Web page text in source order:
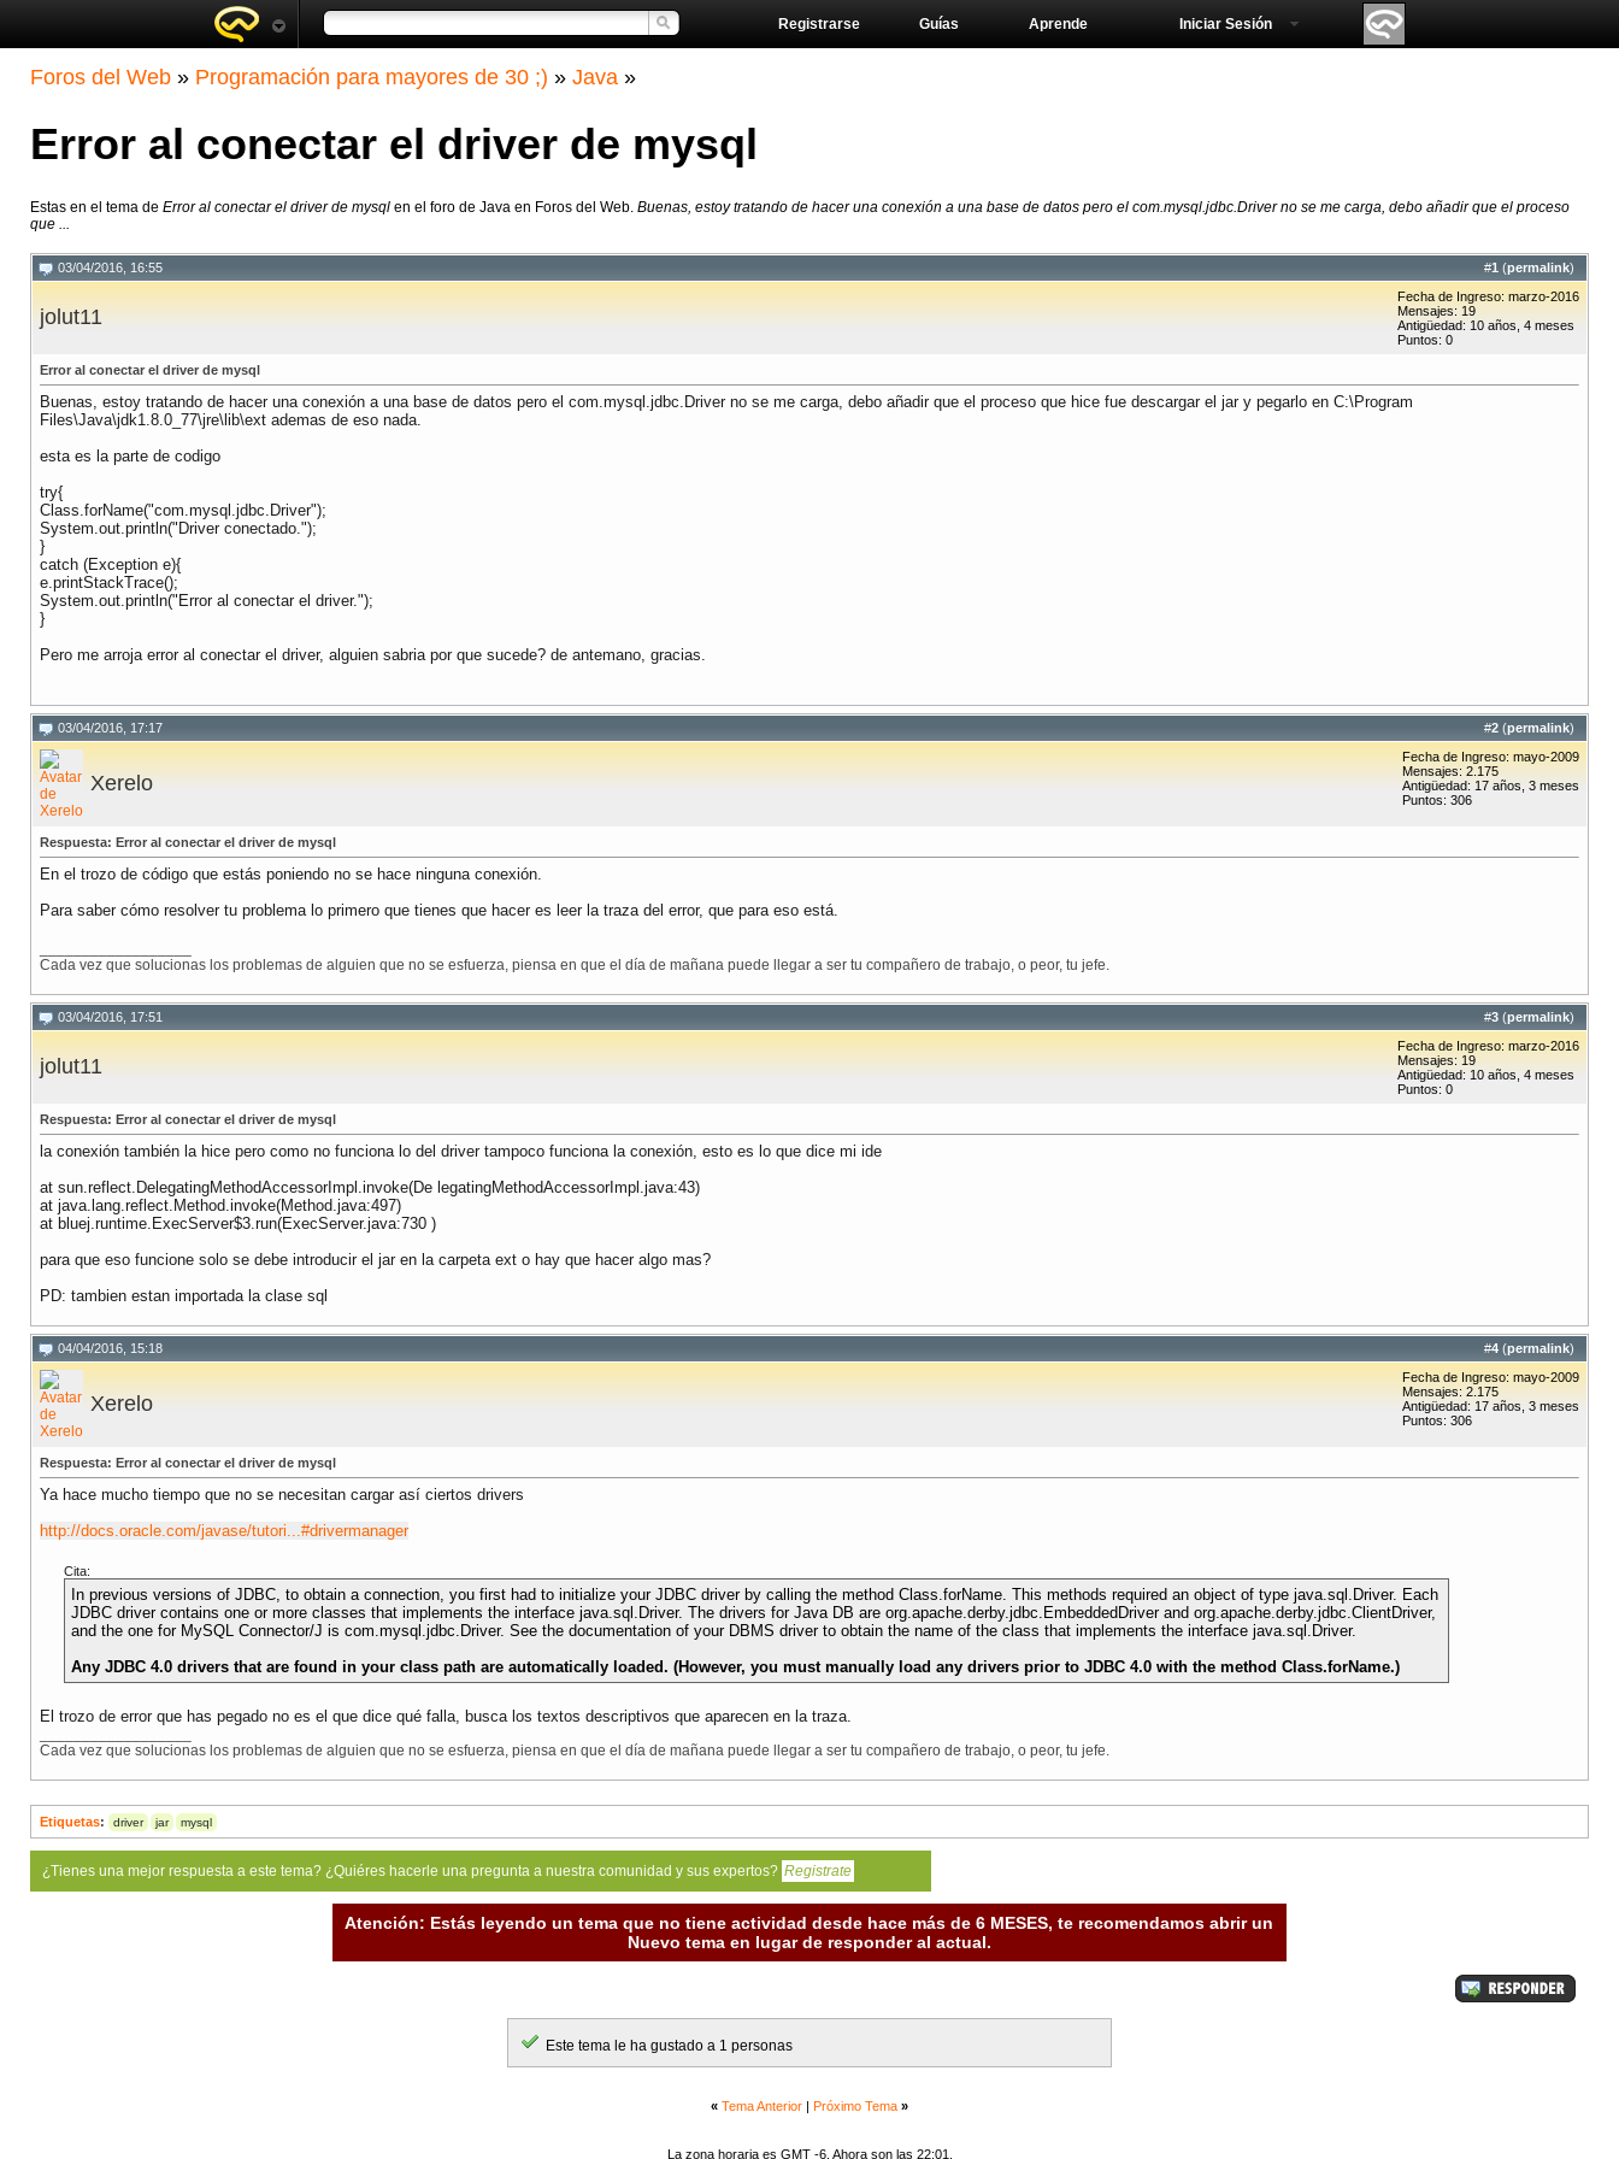
Aprende
Guías
Registrarse Iniciar Sesión
Foros del Web » Programación para mayores de 30 ;) » Java »
Error al conectar el driver de mysql
Estas en el tema de Error al conectar el driver de mysql en el foro de Java en Foros del Web. Buenas, estoy tratando de hacer una conexión a una base de datos pero el com.mysql.jdbc.Driver no se me carga, debo añadir que el proceso
que ...
#1 (permalink)
03/04/2016, 16:55
jolut11
Fecha de Ingreso: marzo-2016
Mensajes: 19
Antigüedad: 10 años, 4 meses
Puntos: 0
Error al conectar el driver de mysql
Buenas, estoy tratando de hacer una conexión a una base de datos pero el com.mysql.jdbc.Driver no se me carga, debo añadir que el proceso que hice fue descargar el jar y pegarlo en C:\Program
Files\Java\jdk1.8.0_77\jre\lib\ext ademas de eso nada.
esta es la parte de codigo
try{
Class.forName("com.mysql.jdbc.Driver");
System.out.println("Driver conectado.");
}
catch (Exception e){
e.printStackTrace();
System.out.println("Error al conectar el driver.");
}
Pero me arroja error al conectar el driver, alguien sabria por que sucede? de antemano, gracias.
#2 (permalink)
03/04/2016, 17:17
Xerelo
Fecha de Ingreso: mayo-2009
Mensajes: 2.175
Antigüedad: 17 años, 3 meses
Puntos: 306
Respuesta: Error al conectar el driver de mysql
En el trozo de código que estás poniendo no se hace ninguna conexión.
Para saber cómo resolver tu problema lo primero que tienes que hacer es leer la traza del error, que para eso está.
Cada vez que solucionas los problemas de alguien que no se esfuerza, piensa en que el día de mañana puede llegar a ser tu compañero de trabajo, o peor, tu jefe.
#3 (permalink)
03/04/2016, 17:51
jolut11
Fecha de Ingreso: marzo-2016
Mensajes: 19
Antigüedad: 10 años, 4 meses
Puntos: 0
Respuesta: Error al conectar el driver de mysql
la conexión también la hice pero como no funciona lo del driver tampoco funciona la conexión, esto es lo que dice mi ide
at sun.reflect.DelegatingMethodAccessorImpl.invoke(De legatingMethodAccessorImpl.java:43)
at java.lang.reflect.Method.invoke(Method.java:497)
at bluej.runtime.ExecServer$3.run(ExecServer.java:730 )
para que eso funcione solo se debe introducir el jar en la carpeta ext o hay que hacer algo mas?
PD: tambien estan importada la clase sql
#4 (permalink)
04/04/2016, 15:18
Xerelo
Fecha de Ingreso: mayo-2009
Mensajes: 2.175
Antigüedad: 17 años, 3 meses
Puntos: 306
Respuesta: Error al conectar el driver de mysql
Ya hace mucho tiempo que no se necesitan cargar así ciertos drivers
http://docs.oracle.com/javase/tutori...#drivermanager
Cita:
In previous versions of JDBC, to obtain a connection, you first had to initialize your JDBC driver by calling the method Class.forName. This methods required an object of type java.sql.Driver. Each
JDBC driver contains one or more classes that implements the interface java.sql.Driver. The drivers for Java DB are org.apache.derby.jdbc.EmbeddedDriver and org.apache.derby.jdbc.ClientDriver,
and the one for MySQL Connector/J is com.mysql.jdbc.Driver. See the documentation of your DBMS driver to obtain the name of the class that implements the interface java.sql.Driver.
Any JDBC 4.0 drivers that are found in your class path are automatically loaded. (However, you must manually load any drivers prior to JDBC 4.0 with the method Class.forName.)
El trozo de error que has pegado no es el que dice qué falla, busca los textos descriptivos que aparecen en la traza.
Cada vez que solucionas los problemas de alguien que no se esfuerza, piensa en que el día de mañana puede llegar a ser tu compañero de trabajo, o peor, tu jefe.
Etiquetas: driver jar mysql
¿Tienes una mejor respuesta a este tema? ¿Quiéres hacerle una pregunta a nuestra comunidad y sus expertos? Registrate
Atención: Estás leyendo un tema que no tiene actividad desde hace más de 6 MESES, te recomendamos abrir un
Nuevo tema en lugar de responder al actual.
Este tema le ha gustado a 1 personas
« Tema Anterior Próximo Tema »
La zona horaria es GMT -6. Ahora son las 22:01.